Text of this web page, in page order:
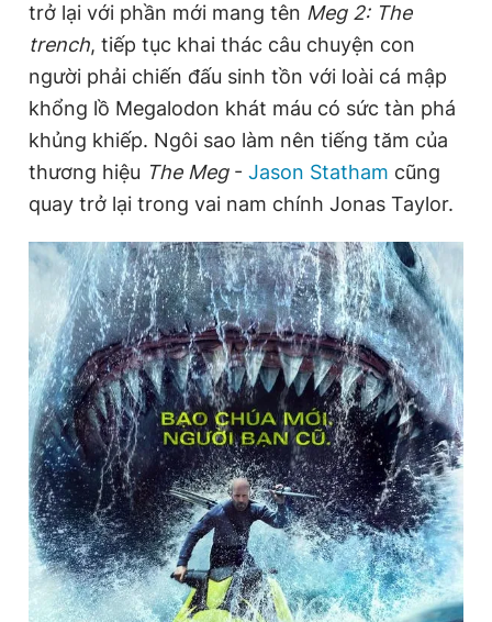
Đọc Thanh Niên trên điện thoại
Hotline
0906 645 777
Liên hệ quảng cáo
0908 780 404
Đặt báo Quảng cáo RSS Tòa soạn Chính sách bảo
Tổng biên tập: Nguyễn Ngọc Toàn
Phó tổng biên tập thường trực: Hải Thành
Phó tổng biên tập: Lâm Hiếu Dũng
Phó tổng biên tập: Trần Việt Hưng
Tổng thư ký tòa soạn: Đức Trung
Giấy phép xuất bản số 110/GP - BTTTT cấp ngày 24.3.2020
© 2003-2026 Bản quyền thuộc về Báo Thanh Niên. Cấm sao
chép dưới mọi hình thức nếu không có sự chấp thuận bằng văn
bản. Phát triển bởi ePi Technologies, JSC.
trở lại với phần mới mang tên Meg 2: The
trench, tiếp tục khai thác câu chuyện con
người phải chiến đấu sinh tồn với loài cá mập
khổng lồ Megalodon khát máu có sức tàn phá
khủng khiếp. Ngôi sao làm nên tiếng tăm của
thương hiệu The Meg- Jason Statham cũng
quay trở lại trong vai nam chính Jonas Taylor.